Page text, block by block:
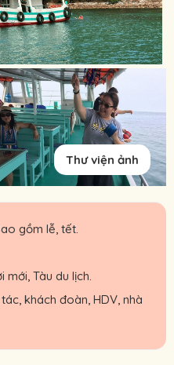
Thư viện ảnh
gồm lễ, tết.
mới, Tàu du lịch.
khách đoàn, HDV, nhà